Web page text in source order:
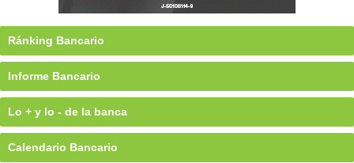
Ránking Bancario
Informe Bancario
Lo + y lo - de la banca
Calendario Bancario